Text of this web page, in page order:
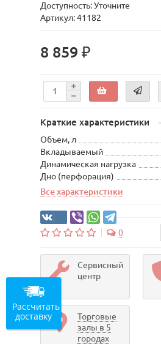
Доступность: Уточните
Артикул: 41182
8 859 ₽
Краткие характеристики
Объем, л
Вкладываемый
Динамическая нагрузка
Дно (перфорация)
Все характеристики
0
Сервисный
центр
Торговые
залы в 5
городах
Рассчитать
доставку